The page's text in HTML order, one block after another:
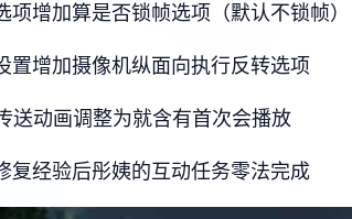
项增加算是否锁帧选项（默认不锁帧）
置增加摄像机纵面向执行反转选项
送动画调整为就含有首次会播放
复经验后彤姨的互动任务零法完成